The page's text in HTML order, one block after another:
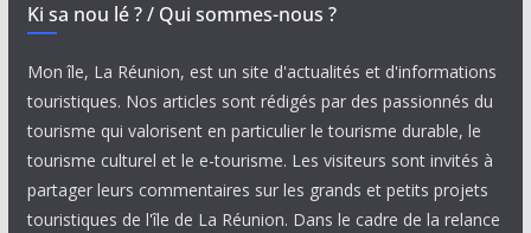
Ki sa nou lé ? / Qui sommes-nous ?
Mon île, La Réunion, est un site d'actualités et d'informations
touristiques. Nos articles sont rédigés par des passionnés du
tourisme qui valorisent en particulier le tourisme durable, le
tourisme culturel et le e-tourisme. Les visiteurs sont invités à
partager leurs commentaires sur les grands et petits projets
touristiques de l'île de La Réunion. Dans le cadre de la relance